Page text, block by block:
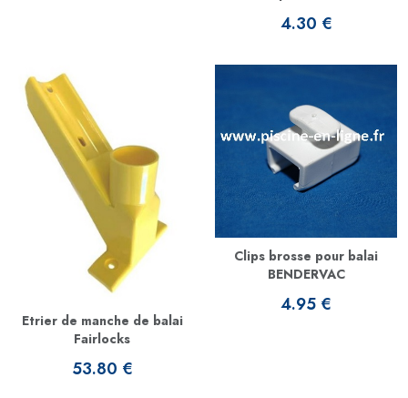
4.30 €
Etrier de manche de balai
Fairlocks
53.80 €
Clips brosse pour balai
BENDERVAC
4.95 €